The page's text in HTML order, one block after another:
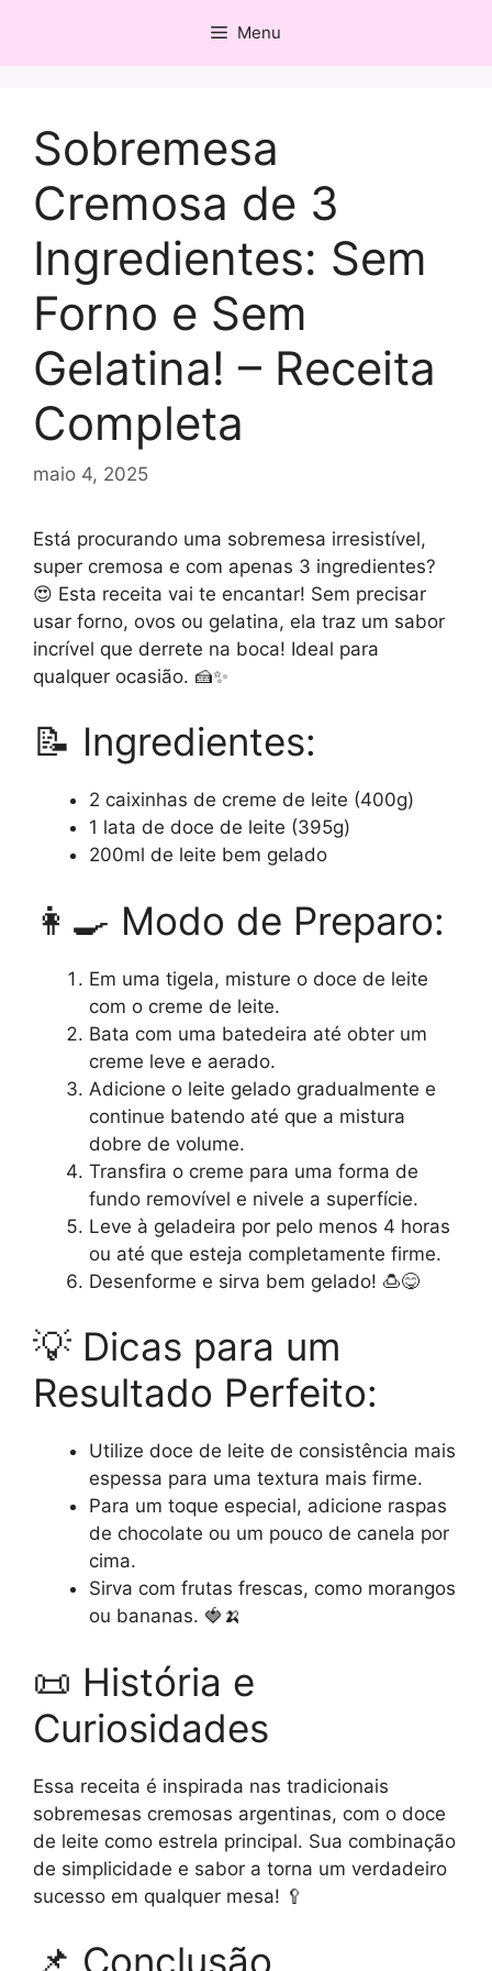
o
Menu
Sobremesa
Cremosa de 3
Ingredientes: Sem
Forno e Sem
Gelatina! – Receita
Completa
maio 4, 2025
Está procurando uma sobremesa irresistível,
super cremosa e com apenas 3 ingredientes?
😍 Esta receita vai te encantar! Sem precisar
usar forno, ovos ou gelatina, ela traz um sabor
incrível que derrete na boca! Ideal para
qualquer ocasião. 🍰✨
📝 Ingredientes:
2 caixinhas de creme de leite (400g)
1 lata de doce de leite (395g)
200ml de leite bem gelado
👩‍🍳 Modo de Preparo:
Em uma tigela, misture o doce de leite
com o creme de leite.
Bata com uma batedeira até obter um
creme leve e aerado.
Adicione o leite gelado gradualmente e
continue batendo até que a mistura
dobre de volume.
Transfira o creme para uma forma de
fundo removível e nivele a superfície.
Leve à geladeira por pelo menos 4 horas
ou até que esteja completamente firme.
Desenforme e sirva bem gelado! 🍮😋
💡 Dicas para um
Resultado Perfeito:
Utilize doce de leite de consistência mais
espessa para uma textura mais firme.
Para um toque especial, adicione raspas
de chocolate ou um pouco de canela por
cima.
Sirva com frutas frescas, como morangos
ou bananas. 🍓🍌
📜 História e
Curiosidades
Essa receita é inspirada nas tradicionais
sobremesas cremosas argentinas, com o doce
de leite como estrela principal. Sua combinação
de simplicidade e sabor a torna um verdadeiro
sucesso em qualquer mesa! 🥄
📌 Conclusão